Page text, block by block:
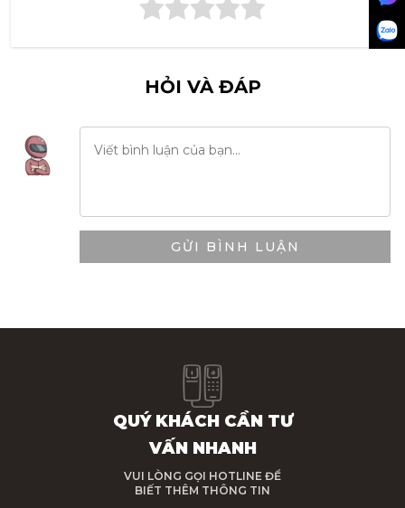
HỎI VÀ ĐÁP
GỬI BÌNH LUẬN
QUÝ KHÁCH CẦN TƯ
VẤN NHANH
VUI LÒNG GỌI HOTLINE ĐỂ
BIẾT THÊM THÔNG TIN